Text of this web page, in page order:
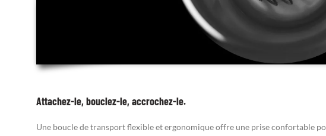
Attachez-le, bouclez-le, accrochez-le.
Une boucle de transport flexible et ergonomique offre une prise confortable